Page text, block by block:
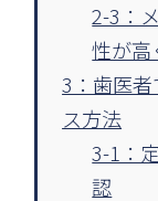
2-3：
性が高
3：歯医
ス方法
3-1：
認